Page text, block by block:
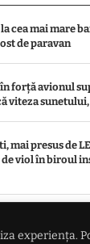
experiența.
cea mai mare
de paravan
forță avionul
viteza
mai presus de
viol în biroul
sancțiune